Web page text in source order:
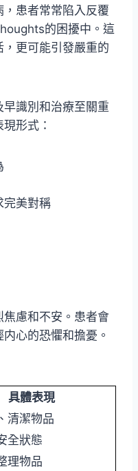
患者常常陷入反覆
的困擾中。這
更可能引發嚴重的
識別和治療至關重
形式：
完美對稱
慮和不安。患者會
心的恐懼和擔憂。
具體表現
清潔物品
全狀態
理物品